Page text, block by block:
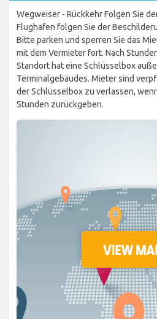
Wegweiser - Rückkehr Folgen Sie
Flughafen folgen Sie der
Bitte parken und sperren Sie das
mit dem Vermieter fort. Nach
Standort hat eine Schlüsselbox
Terminalgebäudes. Mieter sind
der Schlüsselbox zu verlassen,
Stunden zurückgeben.